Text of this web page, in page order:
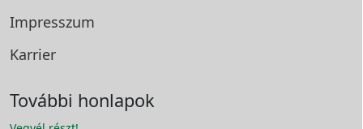
Impresszum
Karrier
További honlapok